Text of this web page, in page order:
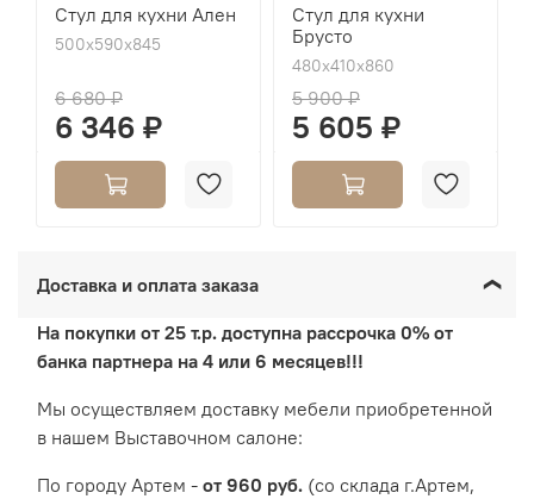
Стул для кухни Ален
500х590х845
6 680 ₽
6 346 ₽
Стул для кухни
Брусто
480х410х860
5 900 ₽
5 605 ₽
Доставка и оплата заказа
На покупки от 25 т.р. доступна рассрочка 0% от
банка партнера на 4 или 6 месяцев!!!
Мы осуществляем доставку мебели приобретенной
в нашем Выставочном салоне:
По городу Артем - от 960 руб. (со склада г.Артем,